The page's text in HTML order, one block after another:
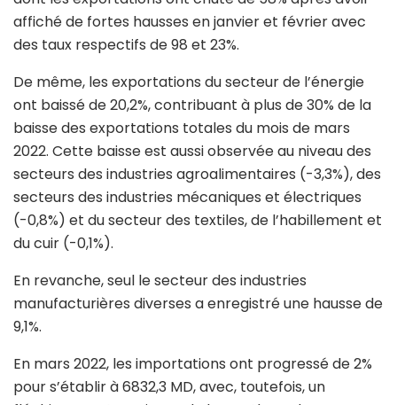
affiché de fortes hausses en janvier et février avec
des taux respectifs de 98 et 23%.
De même, les exportations du secteur de l’énergie
ont baissé de 20,2%, contribuant à plus de 30% de la
baisse des exportations totales du mois de mars
2022. Cette baisse est aussi observée au niveau des
secteurs des industries agroalimentaires (-3,3%), des
secteurs des industries mécaniques et électriques
(-0,8%) et du secteur des textiles, de l’habillement et
du cuir (-0,1%).
En revanche, seul le secteur des industries
manufacturières diverses a enregistré une hausse de
9,1%.
En mars 2022, les importations ont progressé de 2%
pour s’établir à 6832,3 MD, avec, toutefois, un